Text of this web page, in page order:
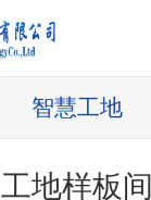
智慧工地
工地样板间